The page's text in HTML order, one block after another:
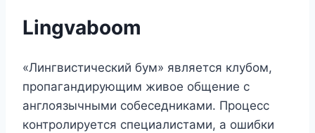
Lingvaboom
«Лингвистический бум» является клубом,
пропагандирующим живое общение с
англоязычными собеседниками. Процесс
контролируется специалистами, а ошибки